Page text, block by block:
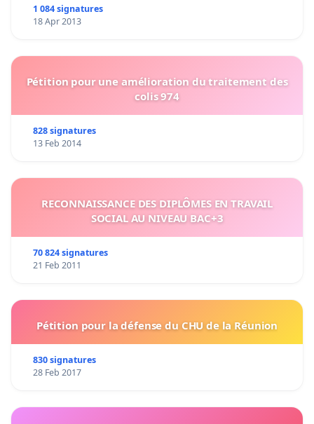
1 084 signatures
18 Apr 2013
Pétition pour une amélioration du traitement des
colis 974
828 signatures
13 Feb 2014
RECONNAISSANCE DES DIPLÔMES EN TRAVAIL
SOCIAL AU NIVEAU BAC+3
70 824 signatures
21 Feb 2011
Pétition pour la défense du CHU de la Réunion
830 signatures
28 Feb 2017